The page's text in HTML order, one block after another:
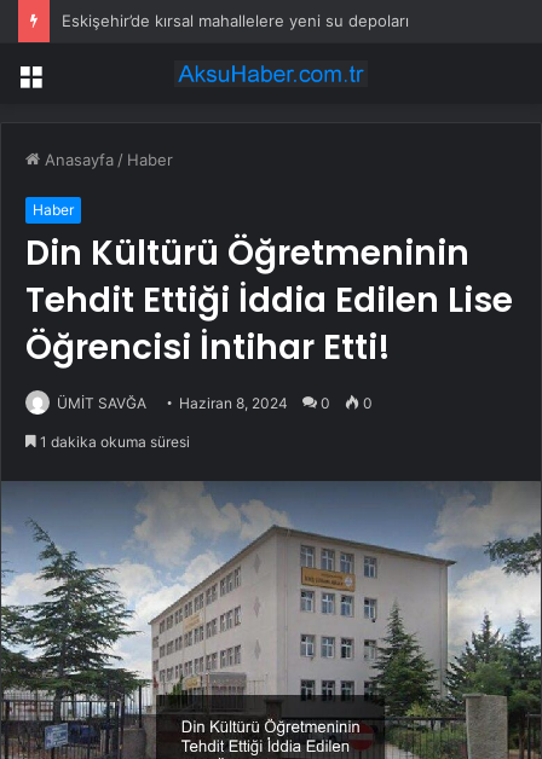
Eskişehir’de kırsal mahallelere yeni su depoları
Menü
Anasayfa / Haber
Haber
Din Kültürü Öğretmeninin
Tehdit Ettiği İddia Edilen Lise
Öğrencisi İntihar Etti!
ÜMİT SAVĞA Haziran 8, 2024 0 0
1 dakika okuma süresi